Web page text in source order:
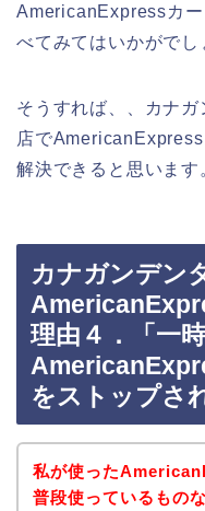
AmericanExpressカ
べてみてはいかがでし
そうすれば、、カナ
店で
解決できると思います
カナガンデン
理由４．「一
をストップさ
私が使った
普段使っているもの